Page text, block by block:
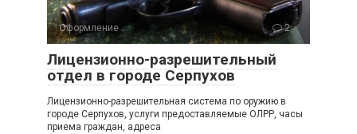
Оформление 2
Лицензионно-разрешительный
отдел в городе Серпухов
Лицензионно-разрешительная система по оружию в
городе Серпухов, услуги предоставляемые ОЛРР, часы
приема граждан, адреса